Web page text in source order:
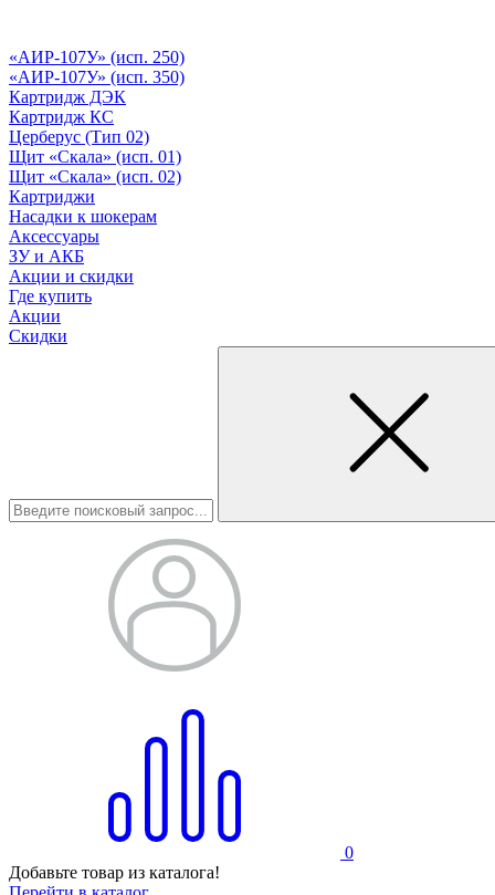
«АИР-107У» (исп. 250)
«АИР-107У» (исп. 350)
Картридж ДЭК
Картридж КС
Церберус (Тип 02)
Щит «Скала» (исп. 01)
Щит «Скала» (исп. 02)
Картриджи
Насадки к шокерам
Аксессуары
ЗУ и АКБ
Акции и скидки
Где купить
Акции
Скидки
0
Добавьте товар из каталога!